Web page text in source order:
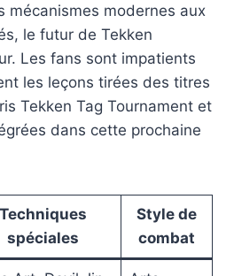
mécanismes modernes aux
le futur de Tekken
Les fans sont impatients
les leçons tirées des titres
Tekken Tag Tournament et
dans cette prochaine
Techniques
spéciales
Style de
combat